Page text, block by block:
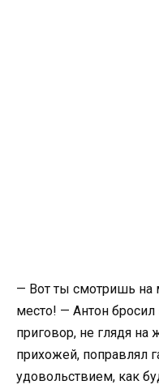
— Вот ты смотришь на
место! — Антон бросил
приговор, не глядя на
прихожей, поправлял
удовольствием, как